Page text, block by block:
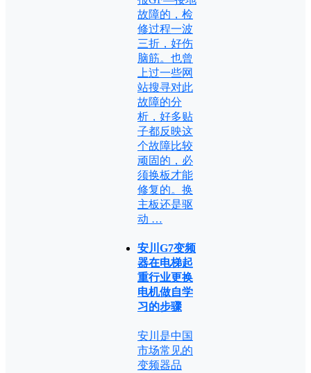
故障的，检
修过程一波
三折，好伤
脑筋。也曾
上过一些网
站搜寻对此
故障的分
析，好多贴
子都反映这
个故障比较
顽固的，必
须换板才能
修复的。换
主板还是驱
动 …
安川G7变频
器在电梯起
重行业更换
电机做自学
习的步骤
安川是中国
市场常见的
变频器品